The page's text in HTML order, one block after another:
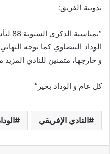
تدوينة الفريق:
الوداد البيضاوي كما نوجه
و خارجها، متمنين للنادي المزيد
كل عام و الوداد بخير”
النادي الإفريقي